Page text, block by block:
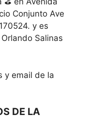
Conjunto Ave
y es
Salinas
y email de la
DE LA